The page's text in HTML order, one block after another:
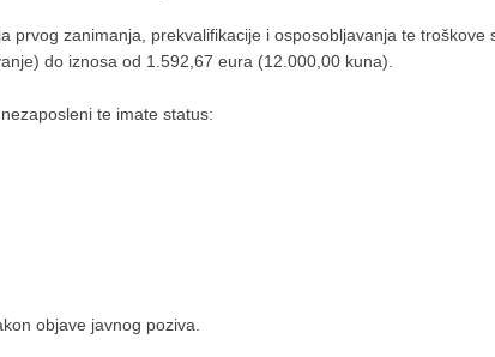
prvog zanimanja, prekvalifikacije i osposobljavanja te
do iznosa od 1.592,67 eura (12.000,00 kuna).
te imate status:
objave javnog poziva.